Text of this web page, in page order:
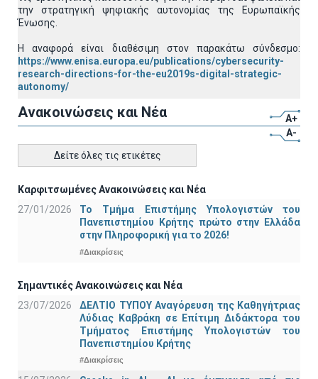
την στρατηγική ψηφιακής αυτονομίας της Ευρωπαϊκής
Ένωσης.
Η αναφορά είναι διαθέσιμη στον παρακάτω σύνδεσμο:
https://www.enisa.europa.eu/publications/cybersecurity-
research-directions-for-the-eu2019s-digital-strategic-
autonomy/
Ανακοινώσεις και Νέα
A+
A-
Δείτε όλες τις ετικέτες
Καρφιτσωμένες Ανακοινώσεις και Νέα
27/01/2026
Το Τμήμα Επιστήμης Υπολογιστών του
Πανεπιστημίου Κρήτης πρώτο στην Ελλάδα
στην Πληροφορική για το 2026!
#Διακρίσεις
Σημαντικές Ανακοινώσεις και Νέα
23/07/2026
ΔΕΛΤΙΟ ΤΥΠΟΥ Αναγόρευση της Καθηγήτριας
Λύδιας Καβράκη σε Επίτιμη Διδάκτορα του
Τμήματος Επιστήμης Υπολογιστών του
Πανεπιστημίου Κρήτης
#Διακρίσεις